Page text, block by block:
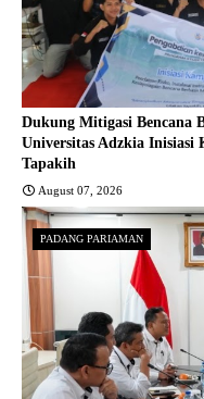
Dukung Mitigasi Bencana
Universitas Adzkia Inisiasi
Tapakih
August 07, 2026
PADANG PARIAMAN